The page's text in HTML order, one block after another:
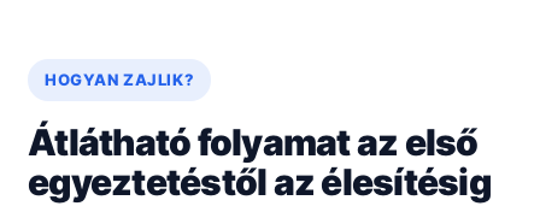
HOGYAN ZAJLIK?
Átlátható folyamat az első
egyeztetéstől az élesítésig